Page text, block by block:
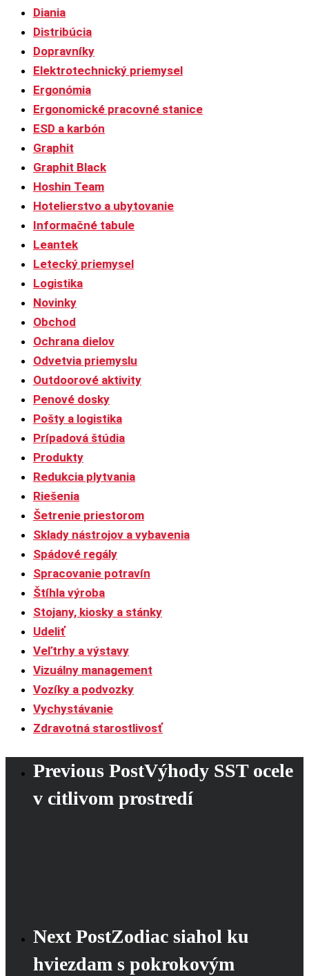
Diania
Distribúcia
Dopravníky
Elektrotechnický priemysel
Ergonómia
Ergonomické pracovné stanice
ESD a karbón
Graphit
Graphit Black
Hoshin Team
Hotelierstvo a ubytovanie
Informačné tabule
Leantek
Letecký priemysel
Logistika
Novinky
Obchod
Ochrana dielov
Odvetvia priemyslu
Outdoorové aktivity
Penové dosky
Pošty a logistika
Prípadová štúdia
Produkty
Redukcia plytvania
Riešenia
Šetrenie priestorom
Sklady nástrojov a vybavenia
Spádové regály
Spracovanie potravín
Štíhla výroba
Stojany, kiosky a stánky
Udeliť
Veľtrhy a výstavy
Vizuálny management
Vozíky a podvozky
Vychystávanie
Zdravotná starostlivosť
Previous PostVýhody SST ocele
v citlivom prostredí
Next PostZodiac siahol ku
hviezdam s pokrokovým